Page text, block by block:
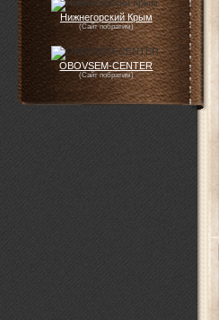
Нижнегорский Крым
(Сайт побратим)
OBOVSEM-CENTER
(Сайт побратим)